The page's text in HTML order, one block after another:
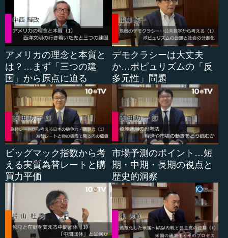
たのです。「ええっ」と思いました。何回も熱心にお願い
されたので、そのうち次第に、「仕方がない。では行く
か」という気持ちになりました。家内や子どもは見附市に
は直接縁がないので、私が単身赴任という形で見附市に8年
間赴きました。
●既存の産業が打撃を受け、「ないものの強み」を生
かす
なぜ見附市に帰ってくることを要請されたのかという
と、既存の産業が打撃を受けたからです。私が大学を卒業
した頃は、見附の工業出荷率の9割が繊維でした。ご存じの
ように、日米通商交渉で繊維の対米輸出が自主規制される
こととなり、最悪の惨状になりました。このまちはその自
主規制に直接打撃を受けたのです。その中でもいろいろな
課題があり、どうにも抜け出せない状況でした。これが見
附市に私が呼ばれた１番の大きな理由であったようです。
新潟県には30の自治体がありますが、その中で見附市
アメリカの理念と本質と
は？…まず「三つの建
国」から原点に迫る
デモクラシーは大丈夫
か…ポピュリズムの「反
多元性」問題
ビッグマック指数から考
える実質為替レートと購
買力平価
市場予測のポイント…短
期・中期・長期の視点と
歴史的洞察